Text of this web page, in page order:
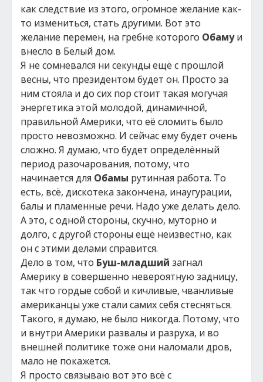
как следствие из этого, огромное желание как-
то измениться, стать другими. Вот это
желание перемен, на гребне которого Обамуи
внесло в Белый дом.
Я не сомневался ни секунды ещё с прошлой
весны, что президентом будет он. Просто за
ним стояла и до сих пор стоит такая могучая
энергетика этой молодой, динамичной,
правильной Америки, что её сломить было
просто невозможно. И сейчас ему будет очень
сложно. Я думаю, что будет определённый
период разочарования, потому, что
начинается для Обамы рутинная работа. То
есть, всё, дискотека закончена, инаугурации,
балы и пламенные речи. Надо уже делать дело.
А это, с одной стороны, скучно, муторно и
долго, с другой стороны ещё неизвестно, как
он с этими делами справится.
Дело в том, что Буш-младший загнал
Америку в совершенно невероятную задницу,
так что гордые собой и кичливые, чванливые
американцы уже стали самих себя стесняться.
Такого, я думаю, не было никогда. Потому, что
и внутри Америки развалы и разруха, и во
внешней политике тоже они наломали дров,
мало не покажется.
Я просто связываю вот это всё с